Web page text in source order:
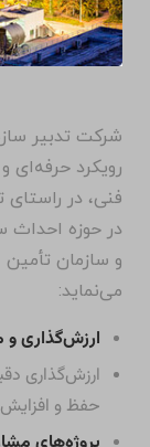
شرکت تدبیر
رویکرد حرفه‌ای
فنی، در
در حوزه
و سازمان تأمین
می‌نماید:
ارزش‌گذاری و
ارزش‌گذاری
حفظ و